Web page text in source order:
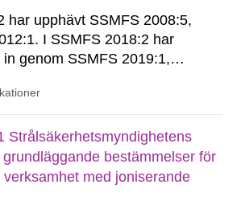
har upphävt SSMFS 2008:5,
I SSMFS 2018:2 har
genom SSMFS 2019:1,
Strålsäkerhetsmyndighetens
bestämmelser för
med joniserande